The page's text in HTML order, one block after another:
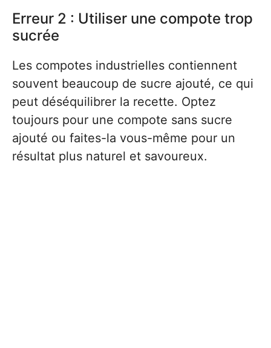
Erreur 2 : Utiliser une compote trop
sucrée
Les compotes industrielles contiennent
souvent beaucoup de sucre ajouté, ce qui
peut déséquilibrer la recette. Optez
toujours pour une compote sans sucre
ajouté ou faites-la vous-même pour un
résultat plus naturel et savoureux.